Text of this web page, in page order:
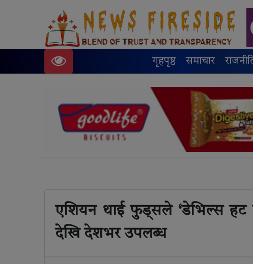
गृहपृष्ठ समाचार
एशियन थाई फुड्सले ‘डेभिल्स हट
देखि देशभर उपलब्ध